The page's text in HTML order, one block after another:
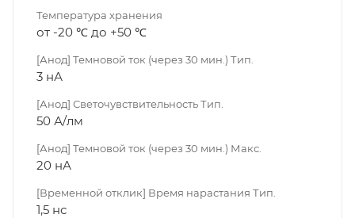
Температура хранения
от -20 ℃ до +50 ℃
[Анод] Темновой ток (через 30 мин.) Тип.
3 нА
[Анод] Светочувствительность Тип.
50 А/лм
[Анод] Темновой ток (через 30 мин.) Макс.
20 нА
[Временной отклик] Время нарастания Тип.
1,5 нс